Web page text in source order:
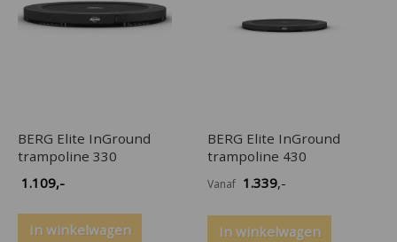
BERG Elite InGround
trampoline 330
1.109,-
In winkelwagen
BERG Elite InGround
trampoline 430
Vanaf 1.339,-
In winkelwagen